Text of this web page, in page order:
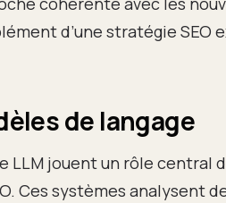
d’une stratégie SEO
de langage
LLM jouent un rôle central
Ces systèmes analysent